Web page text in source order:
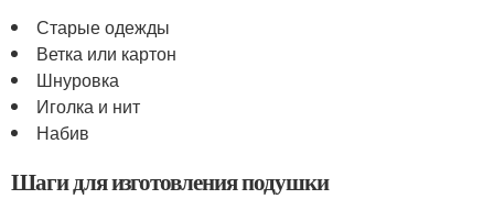
Старые одежды
Ветка или картон
Шнуровка
Иголка и нит
Набив
Шаги для изготовления подушки